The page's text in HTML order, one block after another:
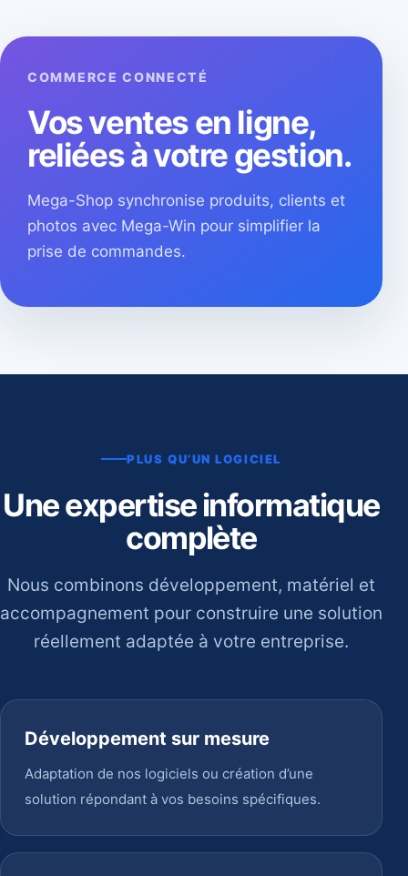
COMMERCE CONNECTÉ
Vos ventes en ligne,
reliées à votre gestion.
Mega-Shop synchronise produits, clients et
photos avec Mega-Win pour simplifier la
prise de commandes.
PLUS QU’UN LOGICIEL
Une expertise informatique
complète
Nous combinons développement, matériel et
accompagnement pour construire une solution
réellement adaptée à votre entreprise.
Développement sur mesure
Adaptation de nos logiciels ou création d’une
solution répondant à vos besoins spécifiques.